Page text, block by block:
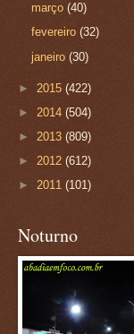
março(40)
fevereiro(32)
janeiro(30)
► 2015 (422)
► 2014 (504)
► 2013 (809)
► 2012 (612)
► 2011 (101)
Noturno